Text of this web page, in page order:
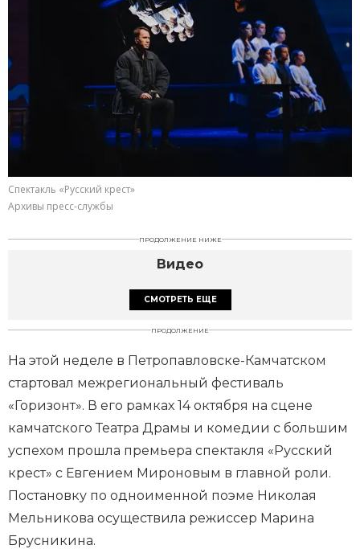
Спектакль «Русский крест»
Архивы пресс-службы
ПРОДОЛЖЕНИЕ НИЖЕ
Видео
СМОТРЕТЬ ЕЩЕ
ПРОДОЛЖЕНИЕ
На этой неделе в Петропавловске-Камчатском
стартовал межрегиональный фестиваль
«Горизонт». В его рамках 14 октября на сцене
камчатского Театра Драмы и комедии с большим
успехом прошла премьера спектакля «Русский
крест» с Евгением Мироновым в главной роли.
Постановку по одноименной поэме Николая
Мельникова осуществила режиссер Марина
Брусникина.